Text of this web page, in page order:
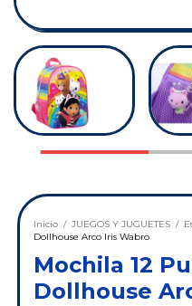
Inicio / JUEGOS Y JUGUETES /
Dollhouse Arco Iris Wabro
Mochila 12
Dollhouse